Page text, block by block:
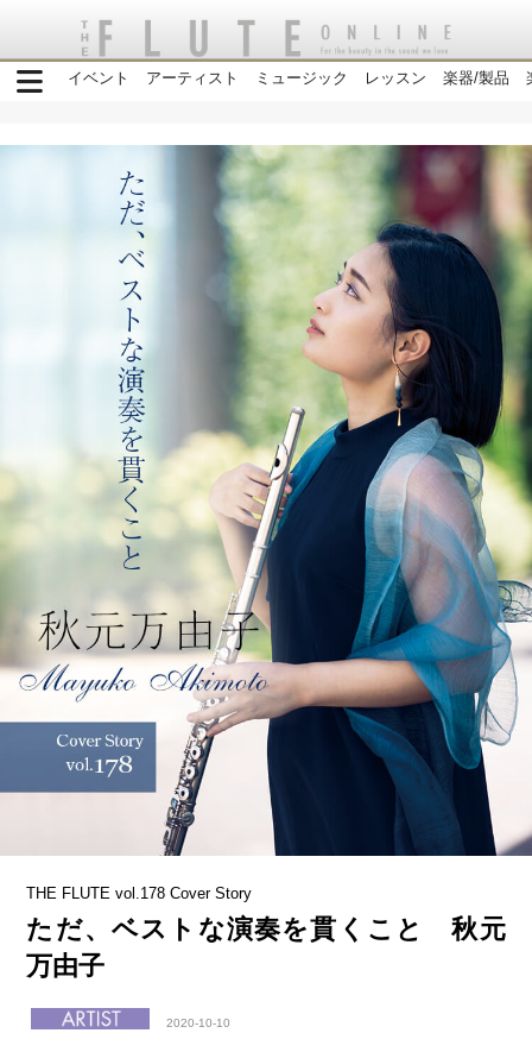
イベント アーティスト ミュージック レッスン 楽器/製品
THE FLUTE vol.178 Cover Story
ただ、ベストな演奏を貫くこと 秋元
万由子
2020-10-10